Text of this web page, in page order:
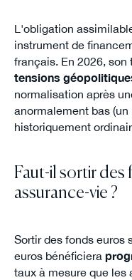
L'obligation
instrument de
français. En 2026,
tensions
normalisation après
anormalement bas (un
historiquement
Faut-il sortir des
assurance-vie ?
Sortir des fonds euros
euros bénéficiera
taux à mesure que les